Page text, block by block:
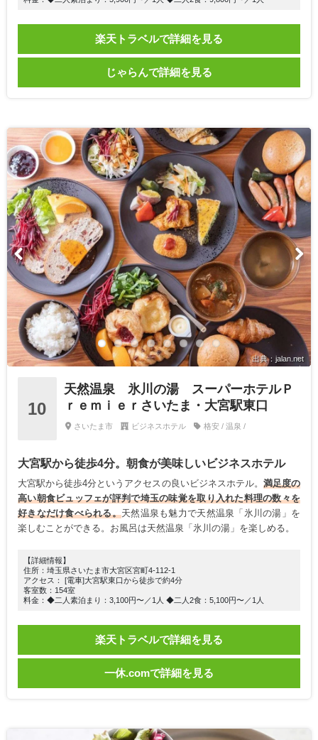
楽天トラベルで詳細を見る
じゃらんで詳細を見る
出典：jalan.net
10
天然温泉 氷川の湯 スーパーホテルＰ
ｒｅｍｉｅｒさいたま・大宮駅東口
さいたま市 ビジネスホテル 格安 / 温泉 /
大宮駅から徒歩4分。朝食が美味しいビジネスホテル
大宮駅から徒歩4分というアクセスの良いビジネスホテル。 満足度の
高い朝食ビュッフェが評判で埼玉の味覚を取り入れた料理の数々を
好きなだけ食べられる。天然温泉も魅力で天然温泉「氷川の湯」を
楽しむことができる。お風呂は天然温泉「氷川の湯」を楽しめる。
【詳細情報】
住所：埼玉県さいたま市大宮区宮町4-112-1
アクセス： [電車]大宮駅東口から徒歩で約4分
客室数：154室
料金：◆二人素泊まり：3,100円〜／1人 ◆二人2食：5,100円〜／1人
楽天トラベルで詳細を見る
一休.comで詳細を見る